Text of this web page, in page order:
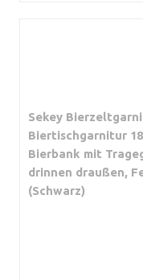
Sekey
Biertischgarnitur
Bierbank mit
drinnen draußen,
(Schwarz)